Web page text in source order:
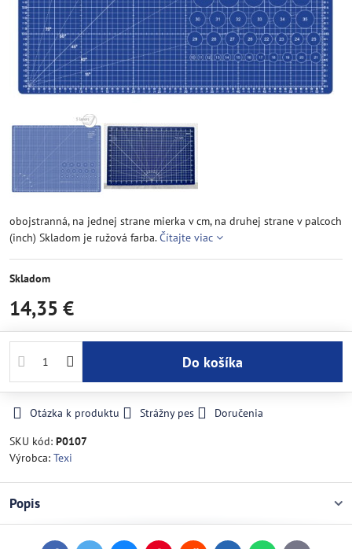
obojstranná, na jednej strane mierka v cm, na druhej strane v palcoch
(inch) Skladom je ružová farba.Čítajte viac
Skladom
14,35 €
Do košíka
Otázka k produktu Strážny pes
Doručenia
SKU kód: P0107
Výrobca: Texi
Popis